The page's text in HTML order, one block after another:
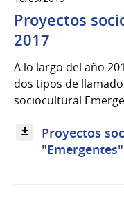
Proyectos
2017
A lo largo del año
dos tipos de
sociocultural
Proyectos